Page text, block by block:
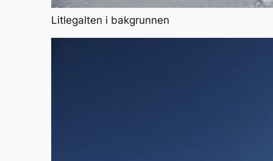
Litlegalten i bakgrunnen